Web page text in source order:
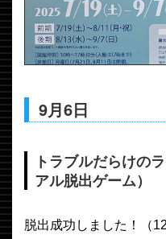
9月6日
トラブルだらけの
アル脱出ゲーム）
脱出成功しました！（